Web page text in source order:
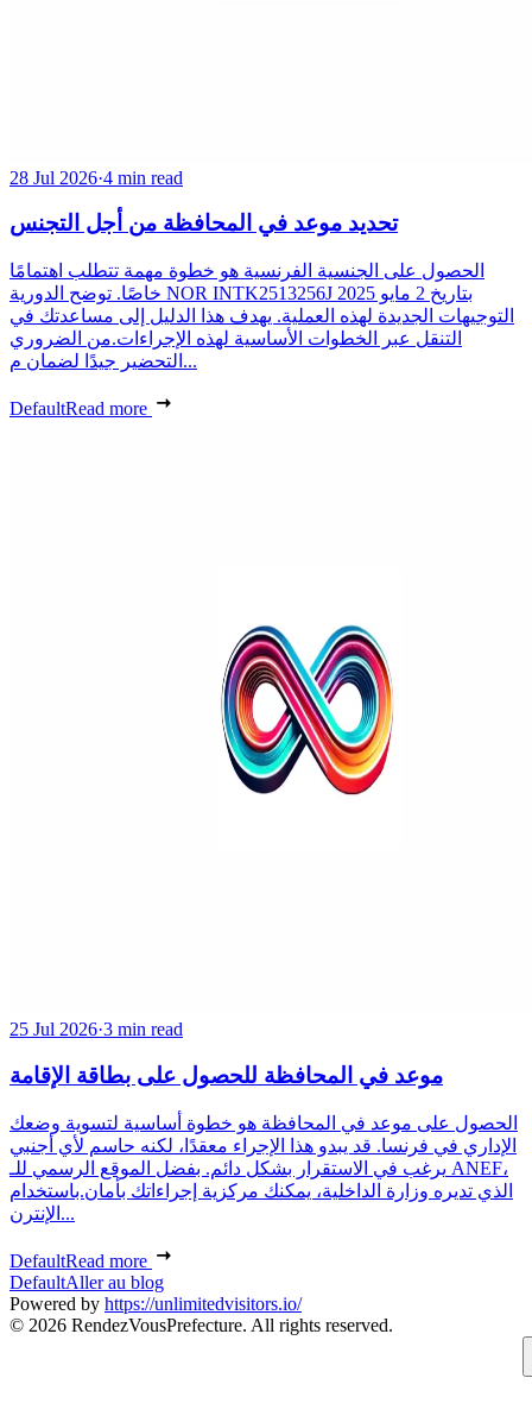
28 Jul 2026·4 min read
تحديد موعد في المحافظة من أجل التجنس
الحصول على الجنسية الفرنسية هو خطوة مهمة تتطلب اهتمامًا
خاصًا. توضح الدورية NOR INTK2513256J بتاريخ 2 مايو 2025
التوجيهات الجديدة لهذه العملية. يهدف هذا الدليل إلى مساعدتك في
التنقل عبر الخطوات الأساسية لهذه الإجراءات.من الضروري
التحضير جيدًا لضمان م...
DefaultRead more
25 Jul 2026·3 min read
موعد في المحافظة للحصول على بطاقة الإقامة
الحصول على موعد في المحافظة هو خطوة أساسية لتسوية وضعك
الإداري في فرنسا. قد يبدو هذا الإجراء معقدًا، لكنه حاسم لأي أجنبي
يرغب في الاستقرار بشكل دائم. بفضل الموقع الرسمي للـ ANEF،
الذي تديره وزارة الداخلية، يمكنك مركزية إجراءاتك بأمان.باستخدام
الإنترن...
DefaultRead more
DefaultAller au blog
Powered by https://unlimitedvisitors.io/
© 2026 RendezVousPrefecture. All rights reserved.